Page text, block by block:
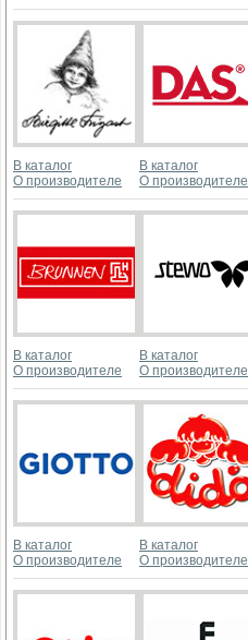
В каталог
О производителе
В каталог
О производителе
В каталог
О производителе
В каталог
О производителе
В каталог
О производителе
В каталог
О производителе